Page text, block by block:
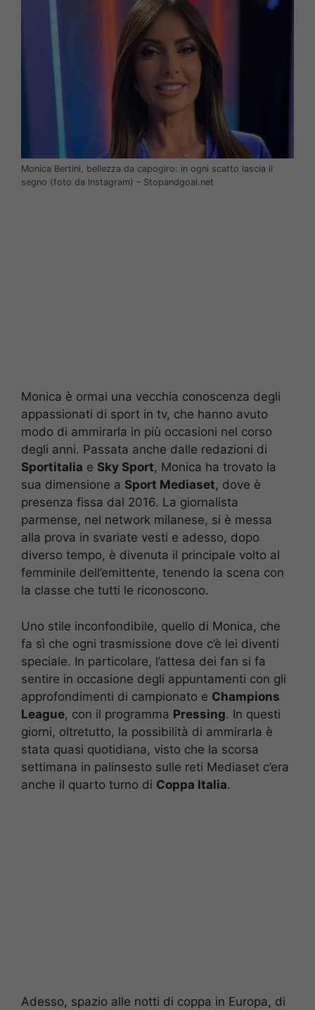
Monica Bertini, bellezza da capogiro: in ogni scatto lascia il
segno (foto da Instagram) – Stopandgoal.net
Monica è ormai una vecchia conoscenza degli
appassionati di sport in tv, che hanno avuto
modo di ammirarla in più occasioni nel corso
degli anni. Passata anche dalle redazioni di
Sportitalia e Sky Sport, Monica ha trovato la
sua dimensione a Sport Mediaset, dove è
presenza fissa dal 2016. La giornalista
parmense, nel network milanese, si è messa
alla prova in svariate vesti e adesso, dopo
diverso tempo, è divenuta il principale volto al
femminile dell’emittente, tenendo la scena con
la classe che tutti le riconoscono.
Uno stile inconfondibile, quello di Monica, che
fa sì che ogni trasmissione dove c’è lei diventi
speciale. In particolare, l’attesa dei fan si fa
sentire in occasione degli appuntamenti con gli
approfondimenti di campionato e Champions
League, con il programma Pressing. In questi
giorni, oltretutto, la possibilità di ammirarla è
stata quasi quotidiana, visto che la scorsa
settimana in palinsesto sulle reti Mediaset c’era
anche il quarto turno di Coppa Italia.
Adesso, spazio alle notti di coppa in Europa, di